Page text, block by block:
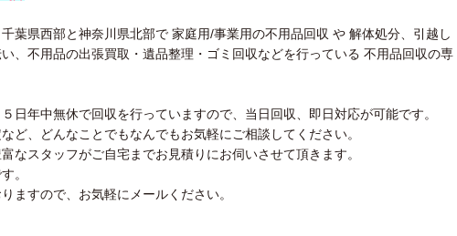
葉県西部と神奈川県北部で 家庭用/事業用の不用品回収 や 解体処分、引越し
、不用品の出張買取・遺品整理・ゴミ回収などを行っている 不用品回収の専
年中無休で回収を行っていますので、当日回収、即日対応が可能です。
ど、どんなことでもなんでもお気軽にご相談してください。
なスタッフがご自宅までお見積りにお伺いさせて頂きます。
。
ますので、お気軽にメールください。